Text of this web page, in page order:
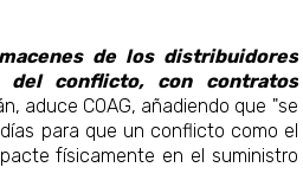
de los distribuidores
del conflicto, con contratos
aduce COAG, añadiendo que "se
para que un conflicto como el
físicamente en el suministro